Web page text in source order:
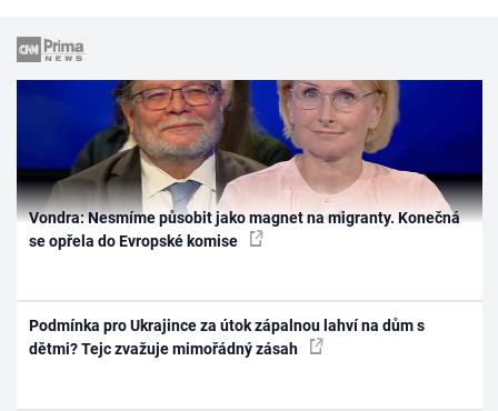
Vondra: Nesmíme působit jako magnet na migranty. Konečná
se opřela do Evropské komise
Podmínka pro Ukrajince za útok zápalnou lahví na dům s
dětmi? Tejc zvažuje mimořádný zásah